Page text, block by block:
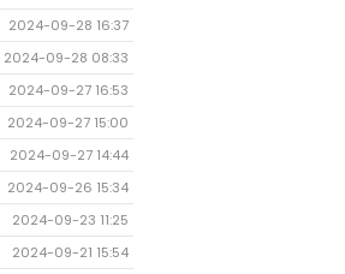
2024-09-28 16:37
2024-09-28 08:33
2024-09-27 16:53
2024-09-27 15:00
2024-09-27 14:44
2024-09-26 15:34
2024-09-23 11:25
2024-09-21 15:54